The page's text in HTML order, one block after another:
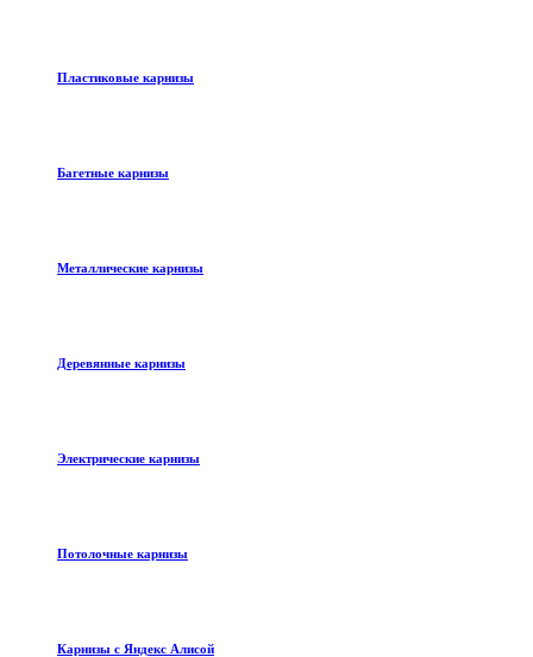
Пластиковые карнизы
Багетные карнизы
Металлические карнизы
Деревянные карнизы
Электрические карнизы
Потолочные карнизы
Карнизы с Яндекс Алисой